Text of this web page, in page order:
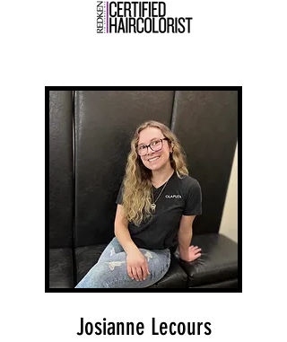
Josianne Lecours